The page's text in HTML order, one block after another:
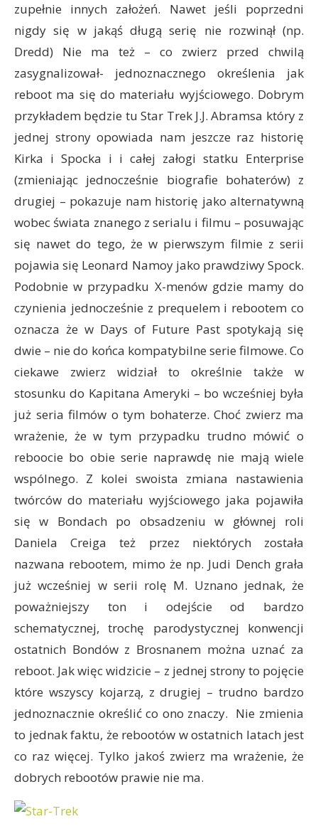
zupełnie innych założeń. Nawet jeśli poprzedni
nigdy się w jakąś długą serię nie rozwinął (np.
Dredd) Nie ma też – co zwierz przed chwilą
zasygnalizował- jednoznacznego określenia jak
reboot ma się do materiału wyjściowego. Dobrym
przykładem będzie tu Star Trek J.J. Abramsa który z
jednej strony opowiada nam jeszcze raz historię
Kirka i Spocka i i całej załogi statku Enterprise
(zmieniając jednocześnie biografie bohaterów) z
drugiej – pokazuje nam historię jako alternatywną
wobec świata znanego z serialu i filmu – posuwając
się nawet do tego, że w pierwszym filmie z serii
pojawia się Leonard Namoy jako prawdziwy Spock.
Podobnie w przypadku X-menów gdzie mamy do
czynienia jednocześnie z prequelem i rebootem co
oznacza że w Days of Future Past spotykają się
dwie – nie do końca kompatybilne serie filmowe. Co
ciekawe zwierz widział to określnie także w
stosunku do Kapitana Ameryki – bo wcześniej była
już seria filmów o tym bohaterze. Choć zwierz ma
wrażenie, że w tym przypadku trudno mówić o
reboocie bo obie serie naprawdę nie mają wiele
wspólnego. Z kolei swoista zmiana nastawienia
twórców do materiału wyjściowego jaka pojawiła
się w Bondach po obsadzeniu w głównej roli
Daniela Creiga też przez niektórych została
nazwana rebootem, mimo że np. Judi Dench grała
już wcześniej w serii rolę M. Uznano jednak, że
poważniejszy ton i odejście od bardzo
schematycznej, trochę parodystycznej konwencji
ostatnich Bondów z Brosnanem można uznać za
reboot. Jak więc widzicie – z jednej strony to pojęcie
które wszyscy kojarzą, z drugiej – trudno bardzo
jednoznacznie określić co ono znaczy. Nie zmienia
to jednak faktu, że rebootów w ostatnich latach jest
co raz więcej. Tylko jakoś zwierz ma wrażenie, że
dobrych rebootów prawie nie ma.